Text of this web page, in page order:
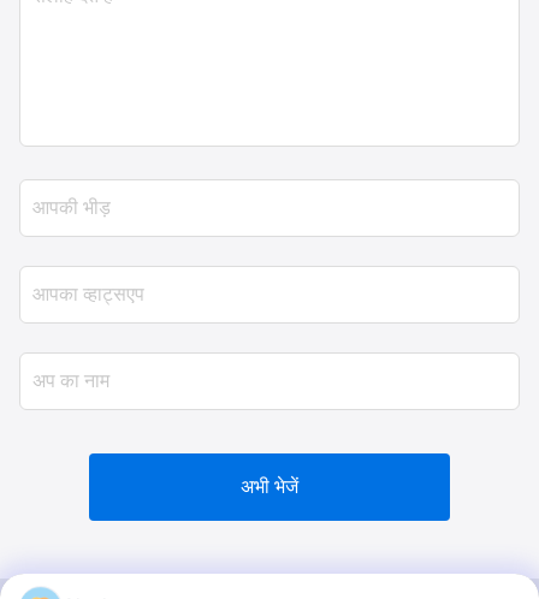
अभी भेजें